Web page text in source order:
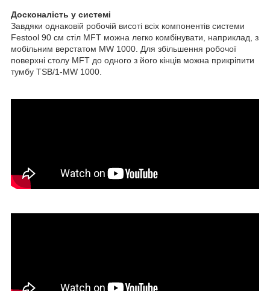
Досконалість у системі
Завдяки однаковій робочій висоті всіх компонентів системи
Festool 90 см стіл MFT можна легко комбінувати, наприклад, з
мобільним верстатом MW 1000. Для збільшення робочої
поверхні столу MFT до одного з його кінців можна прикріпити
тумбу TSB/1-MW 1000.